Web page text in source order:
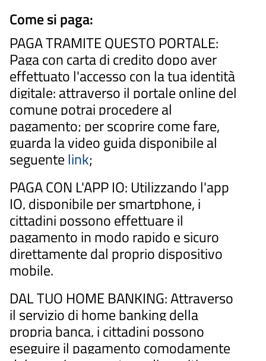
Come si paga:
PAGA TRAMITE QUESTO PORTALE:
Paga con carta di credito dopo aver
effettuato l'accesso con la tua identità
digitale: attraverso il portale online del
comune potrai procedere al
pagamento; per scoprire come fare,
guarda la video guida disponibile al
seguentelink;
PAGA CON L'APP IO: Utilizzando l'app
IO, disponibile per smartphone, i
cittadini possono effettuare il
pagamento in modo rapido e sicuro
direttamente dal proprio dispositivo
mobile.
DAL TUO HOME BANKING: Attraverso
il servizio di home banking della
propria banca, i cittadini possono
eseguire il pagamento comodamente